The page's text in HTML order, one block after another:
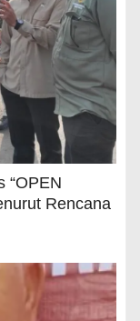
“OPEN
Rencana